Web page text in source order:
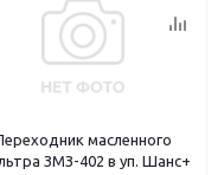
масленного
ЗМЗ-402 в уп. Шанс+